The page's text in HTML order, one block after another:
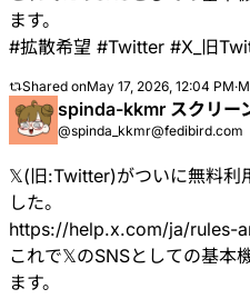
ます。
#拡散希望 #Twitter #X_旧
Shared onMay 17, 2026, 12:04 PM·
spinda-kkmr スクリー
@spinda_kkmr@fedibird.com
𝕏(旧:Twitter)がついに無料利
した。
https://help.x.com/ja/rules-
これで𝕏のSNSとしての基本
ます。